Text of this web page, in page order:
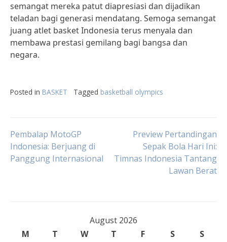
semangat mereka patut diapresiasi dan dijadikan
teladan bagi generasi mendatang. Semoga semangat
juang atlet basket Indonesia terus menyala dan
membawa prestasi gemilang bagi bangsa dan
negara.
Posted in BASKET Tagged basketball olympics
Post
navigation
Pembalap MotoGP
Indonesia: Berjuang di
Panggung Internasional
Preview Pertandingan
Sepak Bola Hari Ini:
Timnas Indonesia Tantang
Lawan Berat
August 2026
M
T W T F S
S